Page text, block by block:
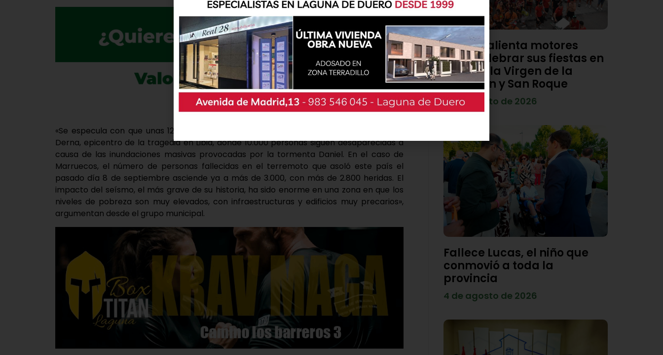
«Se especula con que unas 12.000 personas han podido perder la vida en la ciudad de
Derna, epicentro de la tragedia en Libia, donde 10.000 personas siguen desaparecidas a
causa de las inundaciones masivas provocadas por la tormenta Daniel. En el caso de
Marruecos, el número de personas fallecidas en el terremoto que asoló este país el
pasado día 8 de septiembre asciende ya a más de 3.000, con más de 2.800 heridas. El
impacto del seísmo, el más grave de su historia, ha sido enorme en una zona en que los
niveles de pobreza son muy elevados, con infraestructuras y edificios muy precarios»,
argumentan desde el grupo municipal.
Viana calienta motores
para celebrar sus fiestas en
honor a la Virgen de la
Asunción y San Roque
4 de agosto de 2026
Fallece Lucas, el niño que
conmovió a toda la
provincia
4 de agosto de 2026